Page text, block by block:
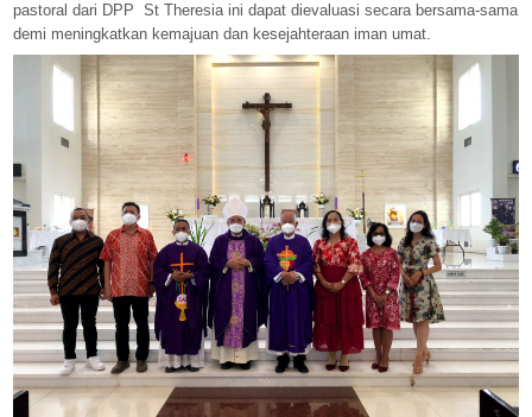
pastoral dari DPP St Theresia ini dapat dievaluasi secara bersama-sama
demi meningkatkan kemajuan dan kesejahteraan iman umat.